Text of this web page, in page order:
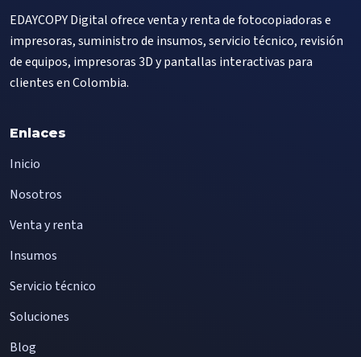
EDAYCOPY Digital ofrece venta y renta de fotocopiadoras e
impresoras, suministro de insumos, servicio técnico, revisión
de equipos, impresoras 3D y pantallas interactivas para
clientes en Colombia.
Enlaces
Inicio
Nosotros
Venta y renta
Insumos
Servicio técnico
Soluciones
Blog